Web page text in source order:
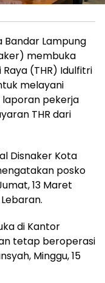
Bandar Lampung
membuka
(THR) Idulfitri
melayani
laporan pekerja
THR dari
Disnaker Kota
posko
13 Maret
di Kantor
tetap beroperasi
Minggu, 15